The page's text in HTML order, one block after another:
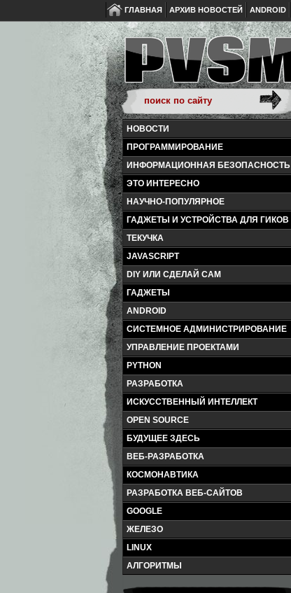
ГЛАВНАЯ АРХИВ НОВОСТЕЙ ANDROID
НОВОСТИ
ПРОГРАММИРОВАНИЕ
ИНФОРМАЦИОННАЯ БЕЗОПАСНОСТЬ
ЭТО ИНТЕРЕСНО
НАУЧНО-ПОПУЛЯРНОЕ
ГАДЖЕТЫ И УСТРОЙСТВА ДЛЯ ГИКОВ
ТЕКУЧКА
JAVASCRIPT
DIY ИЛИ СДЕЛАЙ САМ
ГАДЖЕТЫ
ANDROID
СИСТЕМНОЕ АДМИНИСТРИРОВАНИЕ
УПРАВЛЕНИЕ ПРОЕКТАМИ
PYTHON
РАЗРАБОТКА
ИСКУССТВЕННЫЙ ИНТЕЛЛЕКТ
OPEN SOURCE
БУДУЩЕЕ ЗДЕСЬ
ВЕБ-РАЗРАБОТКА
КОСМОНАВТИКА
РАЗРАБОТКА ВЕБ-САЙТОВ
GOOGLE
ЖЕЛЕЗО
LINUX
АЛГОРИТМЫ